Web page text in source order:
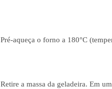
Pré-aqueça o forno a 180°C
Retire a massa da geladeira. Em